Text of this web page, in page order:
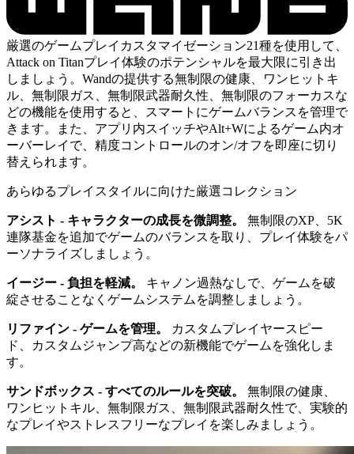
厳選のゲームプレイカスタマイゼーション21種を使用して、
Attack on Titanプレイ体験のポテンシャルを最大限に引き出
しましょう。Wandの提供する無制限の健康、ワンヒットキ
ル、無制限ガス、無制限武器耐久性、無制限のフォーカスな
どの機能を使用すると、スマートにゲームバランスを管理で
きます。また、アプリ内スイッチやAlt+Wによるゲーム内オ
ーバーレイで、精度コントロールのオン/オフを即座に切り
替えられます。
あらゆるプレイスタイルに向けた厳選コレクション
アシスト - キャラクターの成長を微調整。
無制限のXP、5K
連隊基金を追加でゲームのバランスを取り、プレイ体験をパ
ーソナライズしましょう。
イージー - 負担を軽減。
キャノン過熱なしで、ゲームを破
綻させることなくゲームシステムを調整しましょう。
リファイン - ゲームを管理。
カスタムプレイヤースピー
ド、カスタムジャンプ高などの新機能でゲームを強化しま
す。
サンドボックス - すべてのルールを突破。
無制限の健康、
ワンヒットキル、無制限ガス、無制限武器耐久性で、実験的
なプレイやストレスフリーなプレイを楽しみましょう。